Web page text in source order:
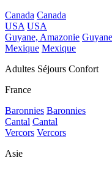
Canada Canada
USA USA
Guyane, Amazonie
Mexique Mexique
Adultes Séjours Confort
France
Baronnies Baronnies
Cantal Cantal
Vercors Vercors
Asie